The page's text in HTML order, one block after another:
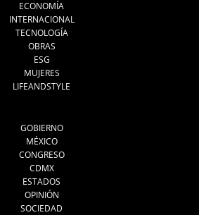
ECONOMÍA
INTERNACIONAL
TECNOLOGÍA
OBRAS
ESG
MUJERES
LIFEANDSTYLE
GOBIERNO
MÉXICO
CONGRESO
CDMX
ESTADOS
OPINIÓN
SOCIEDAD